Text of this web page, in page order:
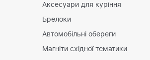
Аксесуари для куріння
Брелоки
Автомобільні обереги
Магніти східної тематики